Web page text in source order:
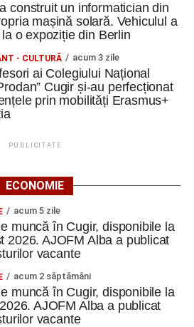
construit un informatician din
mașină solară. Vehiculul a
o expoziție din Berlin
- CULTURĂ acum 3 zile
ai Colegiului Național
Cugir și-au perfecționat
prin mobilități Erasmus+
PUBLICITATE
ECONOMIE
acum 5 zile
muncă în Cugir, disponibile la
2026. AJOFM Alba a publicat
vacante
acum 2 săptămâni
muncă în Cugir, disponibile la
AJOFM Alba a publicat
vacante